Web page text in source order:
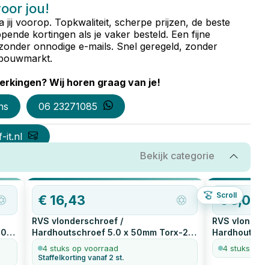
jou!
jij voorop. Topkwaliteit, scherpe prijzen, de beste
kortingen als je vaker besteld. Een fijne
onnodige e-mails. Snel geregeld, zonder
Wij horen graag van je!
06 23271085
it.nl
Bekijk categorie
Scroll
€ 16,43
RVS vlonderschroef /
Hardhoutschroef 5.0 x 50mm Torx-25
200
stuks
4 stuks op voorraad
Staffelkorting vanaf 2 st.
€5,03
RVS
4 stuks op